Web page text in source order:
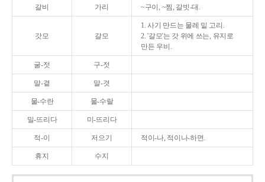
갈비 가리 ~구이, ~찜, 갈빗-대.
갓모 갈모
1. 사기 만드는 물레 밑 고리.
2. '갈모'는 갓 위에 쓰는, 유지로
만든 우비.
굴-젓 구-젓
말-곁 말-겻
물-수란 물-수랄
밀-뜨리다 미-뜨리다
적-이 저으기 적이-나, 적이나-하면.
휴지 수지